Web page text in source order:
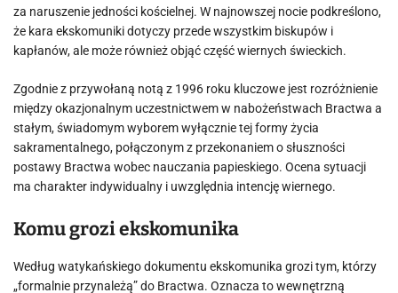
za naruszenie jedności kościelnej. W najnowszej nocie podkreślono,
że kara ekskomuniki dotyczy przede wszystkim biskupów i
kapłanów, ale może również objąć część wiernych świeckich.
Zgodnie z przywołaną notą z 1996 roku kluczowe jest rozróżnienie
między okazjonalnym uczestnictwem w nabożeństwach Bractwa a
stałym, świadomym wyborem wyłącznie tej formy życia
sakramentalnego, połączonym z przekonaniem o słuszności
postawy Bractwa wobec nauczania papieskiego. Ocena sytuacji
ma charakter indywidualny i uwzględnia intencję wiernego.
Komu grozi ekskomunika
Według watykańskiego dokumentu ekskomunika grozi tym, którzy
„formalnie przynależą” do Bractwa. Oznacza to wewnętrzną